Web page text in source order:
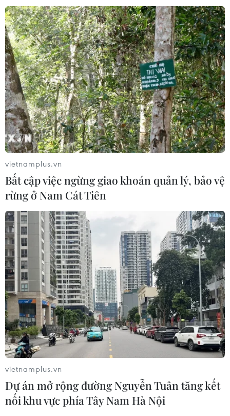
TIN CÙNG CHUYÊN MỤC
Vụ chuyên Tuyên Quang: Thu hồi,
hủy bỏ giấy chứng nhận kết quả thi
đã cấp
06/08/2026 13:55
Khuyến khích các cơ sở giáo dục đại
học cạnh tranh bằng chất lượng
06/08/2026 13:41
vietnamplus.vn
Bất cập việc ngừng giao khoán quản lý, bảo vệ
rừng ở Nam Cát Tiên
vietnamplus.vn
Dự án mở rộng đường Nguyễn Tuân tăng kết
nối khu vực phía Tây Nam Hà Nội